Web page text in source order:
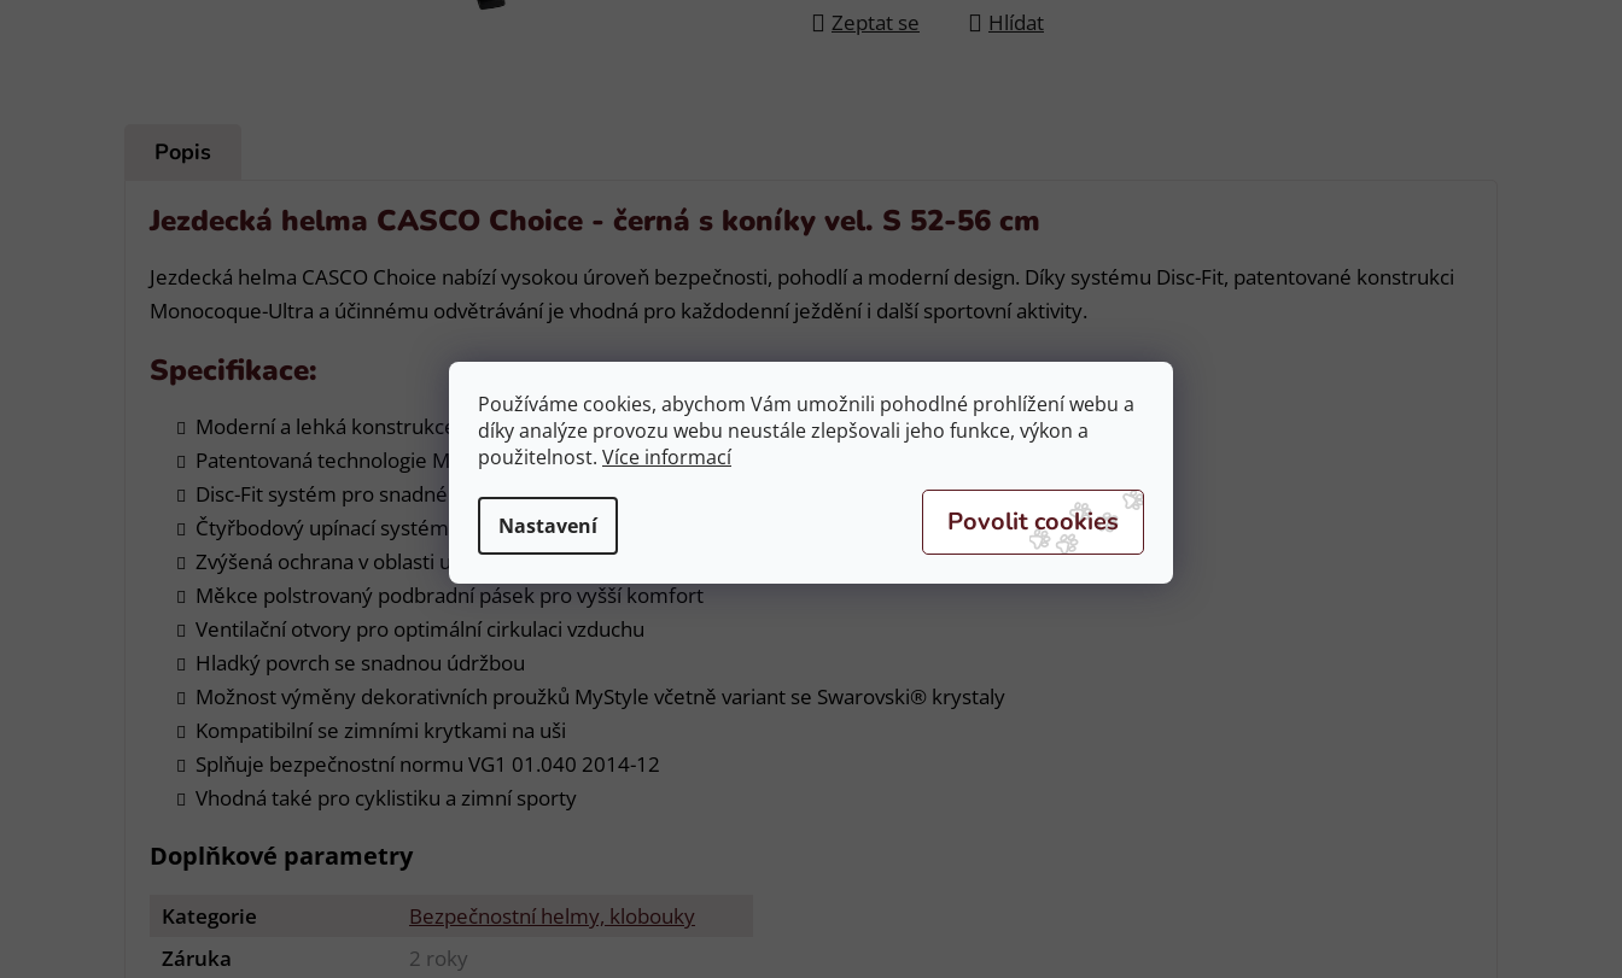
Používáme cookies, abychom Vám umožnili pohodlné prohlížení webu a
díky analýze provozu webu neustále zlepšovali jeho funkce, výkon a
použitelnost. Více informací
Nastavení
Zeptat se Hlídat
Popis
Jezdecká helma CASCO Choice - černá s koníky vel. S 52-56 cm
Jezdecká helma CASCO Choice nabízí vysokou úroveň bezpečnosti, pohodlí a moderní design. Díky systému Disc-Fit, patentované konstrukci
Monocoque-Ultra a účinnému odvětrávání je vhodná pro každodenní ježdění i další sportovní aktivity.
Specifikace:
Moderní a lehká konstrukce
Patentovaná technologie Monocoque-Ultra pro vysokou ochranu
Disc-Fit systém pro snadné nastavení velikosti
Čtyřbodový upínací systém pro stabilní usazení helmy
Zvýšená ochrana v oblasti uší a zátylku
Měkce polstrovaný podbradní pásek pro vyšší komfort
Ventilační otvory pro optimální cirkulaci vzduchu
Hladký povrch se snadnou údržbou
Možnost výměny dekorativních proužků MyStyle včetně variant se Swarovski® krystaly
Kompatibilní se zimními krytkami na uši
Splňuje bezpečnostní normu VG1 01.040 2014-12
Vhodná také pro cyklistiku a zimní sporty
Doplňkové parametry
Kategorie
Bezpečnostní helmy, klobouky
Záruka
2 roky